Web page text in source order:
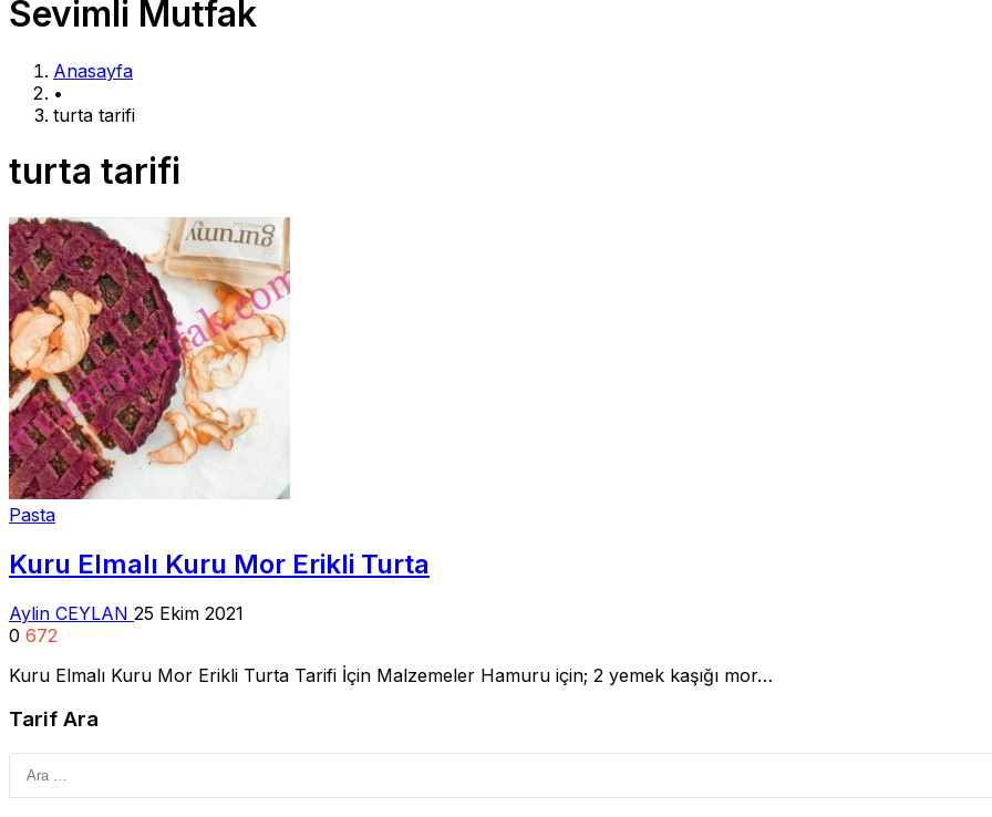
Sevimli Mutfak
Anasayfa
•
turta tarifi
turta tarifi
Pasta
Kuru Elmalı Kuru Mor Erikli Turta
Aylin CEYLAN 25 Ekim 2021
0 672
Kuru Elmalı Kuru Mor Erikli Turta Tarifi İçin Malzemeler Hamuru için; 2 yemek kaşığı mor…
Tarif Ara